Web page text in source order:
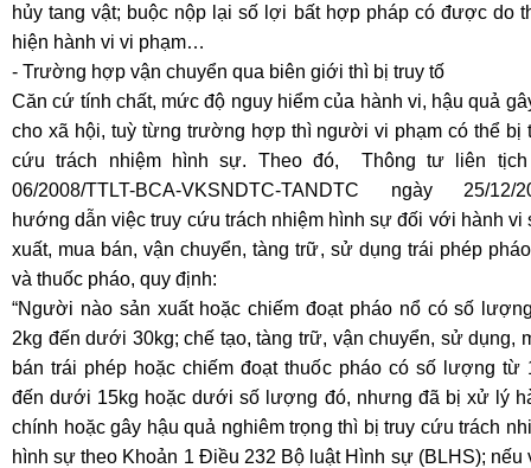
hủy tang vật; buộc nộp lại số lợi bất hợp pháp có được do
hiện hành vi vi phạm…
- Trường hợp vận chuyển qua biên giới thì bị truy tố
Căn cứ tính chất, mức độ nguy hiểm của hành vi, hậu quả
cho xã hội, tuỳ từng trường hợp thì người vi phạm có thể bị
cứu trách nhiệm hình sự. Theo đó, Thông tư liên
06/2008/TTLT-BCA-VKSNDTC-TANDTC ngày 25/12/
hướng dẫn việc truy cứu trách nhiệm hình sự đối với hành vi
xuất, mua bán, vận chuyển, tàng trữ, sử dụng trái phép
và thuốc pháo, quy định:
“Người nào sản xuất hoặc chiếm đoạt pháo nổ có số
2kg đến dưới 30kg; chế tạo, tàng trữ, vận chuyển, sử dụng,
bán trái phép hoặc chiếm đoạt thuốc pháo có số lượng từ
đến dưới 15kg hoặc dưới số lượng đó, nhưng đã bị xử lý
chính hoặc gây hậu quả nghiêm trọng thì bị truy cứu trách
hình sự theo Khoản 1 Điều 232 Bộ luật Hình sự (BLHS); nếu